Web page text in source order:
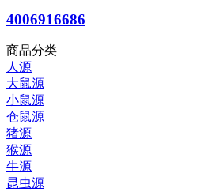
4006916686
商品分类
人源
大鼠源
小鼠源
仓鼠源
猪源
猴源
牛源
昆虫源